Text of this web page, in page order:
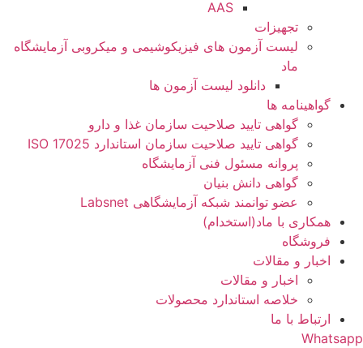
AAS
تجهیزات
لیست آزمون های فیزیکوشیمی و میکروبی آزمایشگاه
ماد
دانلود لیست آزمون ها
گواهینامه ها
گواهی تایید صلاحیت سازمان غذا و دارو
گواهی تایید صلاحیت سازمان استاندارد ISO 17025
پروانه مسئول فنی آزمایشگاه
گواهی دانش بنیان
عضو توانمند شبکه آزمایشگاهی Labsnet
همکاری با ماد(استخدام)
فروشگاه
اخبار و مقالات
اخبار و مقالات
خلاصه استاندارد محصولات
ارتباط با ما
Whatsapp